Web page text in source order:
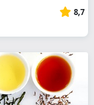
8,7